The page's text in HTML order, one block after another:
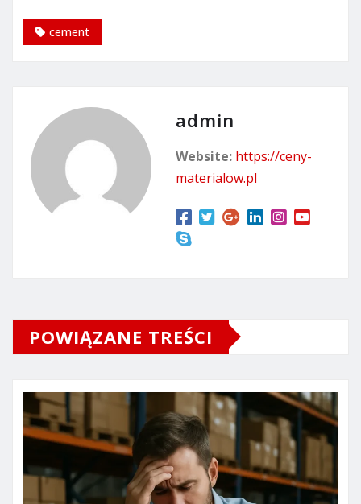
cement
admin
Website: https://ceny-
materialow.pl
POWIĄZANE TREŚCI